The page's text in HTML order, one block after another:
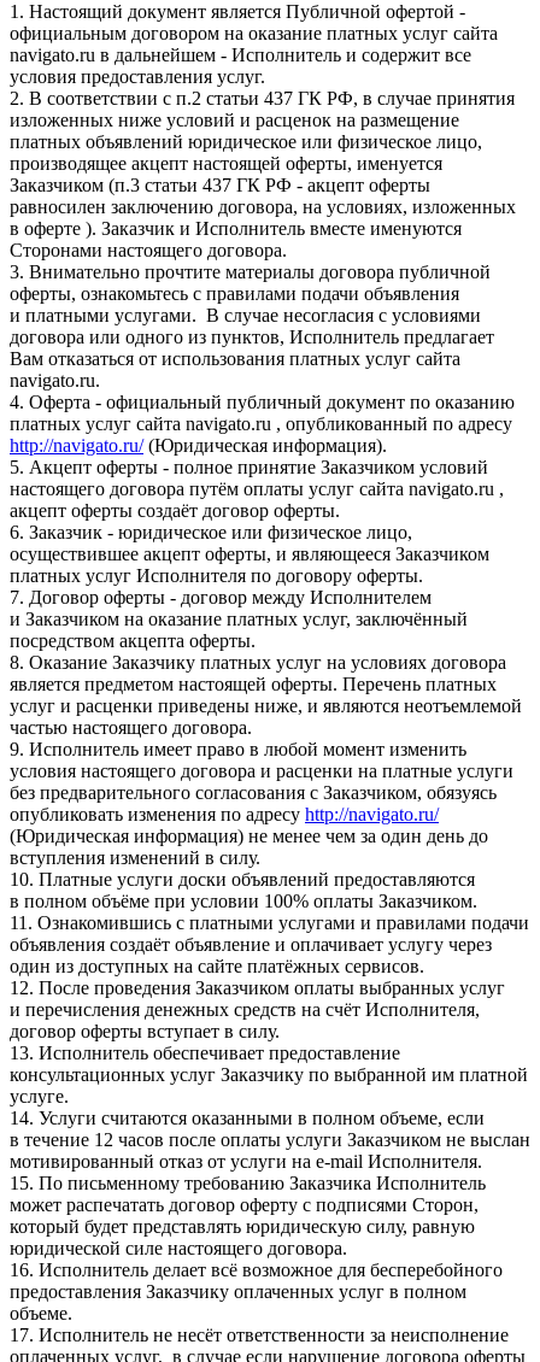
1. Настоящий документ является Публичной офертой -
официальным договором на оказание платных услуг сайта
navigato.ru в дальнейшем - Исполнитель и содержит все
условия предоставления услуг.
2. В соответствии с п.2 статьи 437 ГК РФ, в случае принятия
изложенных ниже условий и расценок на размещение
платных объявлений юридическое или физическое лицо,
производящее акцепт настоящей оферты, именуется
Заказчиком (п.3 статьи 437 ГК РФ - акцепт оферты
равносилен заключению договора, на условиях, изложенных
в оферте ). Заказчик и Исполнитель вместе именуются
Сторонами настоящего договора.
3. Внимательно прочтите материалы договора публичной
оферты, ознакомьтесь с правилами подачи объявления
и платными услугами. В случае несогласия с условиями
договора или одного из пунктов, Исполнитель предлагает
Вам отказаться от использования платных услуг сайта
navigato.ru.
4. Оферта - официальный публичный документ по оказанию
платных услуг сайта navigato.ru , опубликованный по адресу
http://navigato.ru/(Юридическая информация).
5. Акцепт оферты - полное принятие Заказчиком условий
настоящего договора путём оплаты услуг сайта navigato.ru ,
акцепт оферты создаёт договор оферты.
6. Заказчик - юридическое или физическое лицо,
осуществившее акцепт оферты, и являющееся Заказчиком
платных услуг Исполнителя по договору оферты.
7. Договор оферты - договор между Исполнителем
и Заказчиком на оказание платных услуг, заключённый
посредством акцепта оферты.
8. Оказание Заказчику платных услуг на условиях договора
является предметом настоящей оферты. Перечень платных
услуг и расценки приведены ниже, и являются неотъемлемой
частью настоящего договора.
9. Исполнитель имеет право в любой момент изменить
условия настоящего договора и расценки на платные услуги
без предварительного согласования с Заказчиком, обязуясь
опубликовать изменения по адресу http://navigato.ru/
(Юридическая информация) не менее чем за один день до
вступления изменений в силу.
10. Платные услуги доски объявлений предоставляются
в полном объёме при условии 100% оплаты Заказчиком.
11. Ознакомившись с платными услугами и правилами подачи
объявления создаёт объявление и оплачивает услугу через
один из доступных на сайте платёжных сервисов.
12. После проведения Заказчиком оплаты выбранных услуг
и перечисления денежных средств на счёт Исполнителя,
договор оферты вступает в силу.
13. Исполнитель обеспечивает предоставление
консультационных услуг Заказчику по выбранной им платной
услуге.
14. Услуги считаются оказанными в полном объеме, если
в течение 12 часов после оплаты услуги Заказчиком не выслан
мотивированный отказ от услуги на e-mail Исполнителя.
15. По письменному требованию Заказчика Исполнитель
может распечатать договор оферту с подписями Сторон,
который будет представлять юридическую силу, равную
юридической силе настоящего договора.
16. Исполнитель делает всё возможное для бесперебойного
предоставления Заказчику оплаченных услуг в полном
объеме.
17. Исполнитель не несёт ответственности за неисполнение
оплаченных услуг, в случае если нарушение договора оферты